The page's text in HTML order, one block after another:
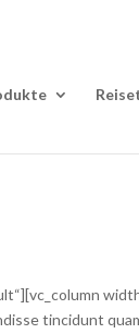
tincidunt